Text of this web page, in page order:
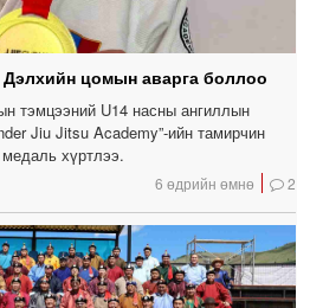
цомын аварга боллоо
тэмцээний U14 насны ангиллын
Jiu Jitsu Academy”-ийн тамирчин
хүртлээ.
6 өдрийн өмнө 2